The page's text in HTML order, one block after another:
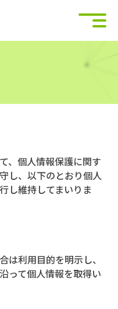
、個人情報保護に関す
し、以下のとおり個人
し維持してまいりま
は利用目的を明示し、
って個人情報を取得い